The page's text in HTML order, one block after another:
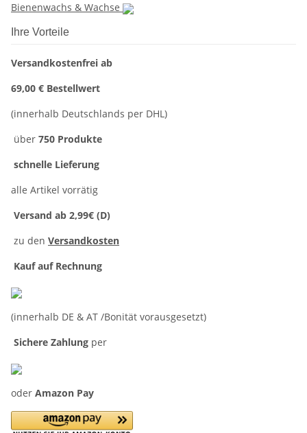
Bienenwachs & Wachse
Ihre Vorteile
Versandkostenfrei ab
69,00 € Bestellwert
(innerhalb Deutschlands per DHL)
über 750 Produkte
schnelle Lieferung
alle Artikel vorrätig
Versand ab 2,99€ (D)
zu den Versandkosten
Kauf auf Rechnung
(innerhalb DE & AT /Bonität vorausgesetzt)
Sichere Zahlung per
oder Amazon Pay